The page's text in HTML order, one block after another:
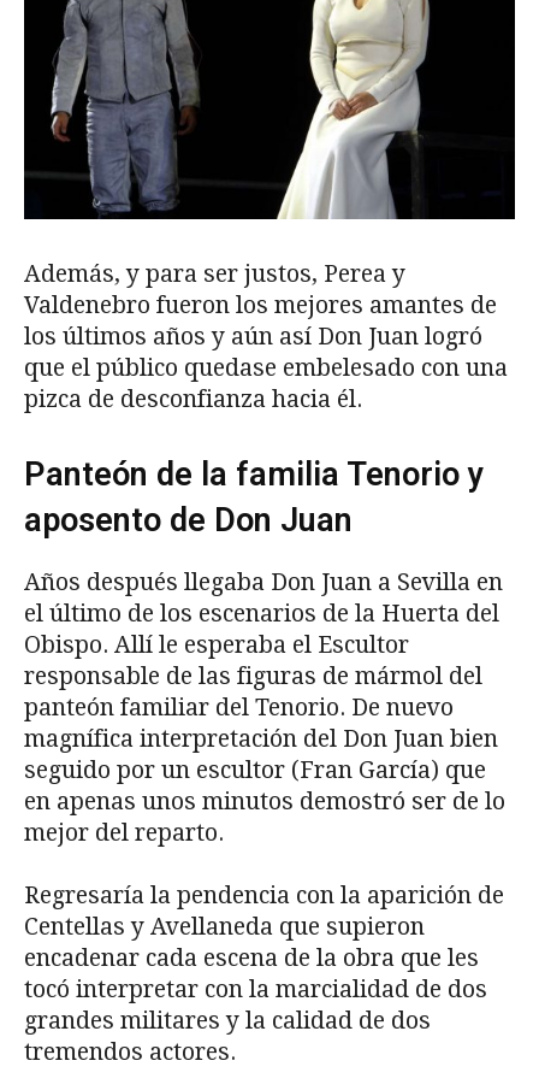
Además, y para ser justos, Perea y
Valdenebro fueron los mejores amantes de
los últimos años y aún así Don Juan logró
que el público quedase embelesado con una
pizca de desconfianza hacia él.
Panteón de la familia Tenorio y
aposento de Don Juan
Años después llegaba Don Juan a Sevilla en
el último de los escenarios de la Huerta del
Obispo. Allí le esperaba el Escultor
responsable de las figuras de mármol del
panteón familiar del Tenorio. De nuevo
magnífica interpretación del Don Juan bien
seguido por un escultor (Fran García) que
en apenas unos minutos demostró ser de lo
mejor del reparto.
Regresaría la pendencia con la aparición de
Centellas y Avellaneda que supieron
encadenar cada escena de la obra que les
tocó interpretar con la marcialidad de dos
grandes militares y la calidad de dos
tremendos actores.